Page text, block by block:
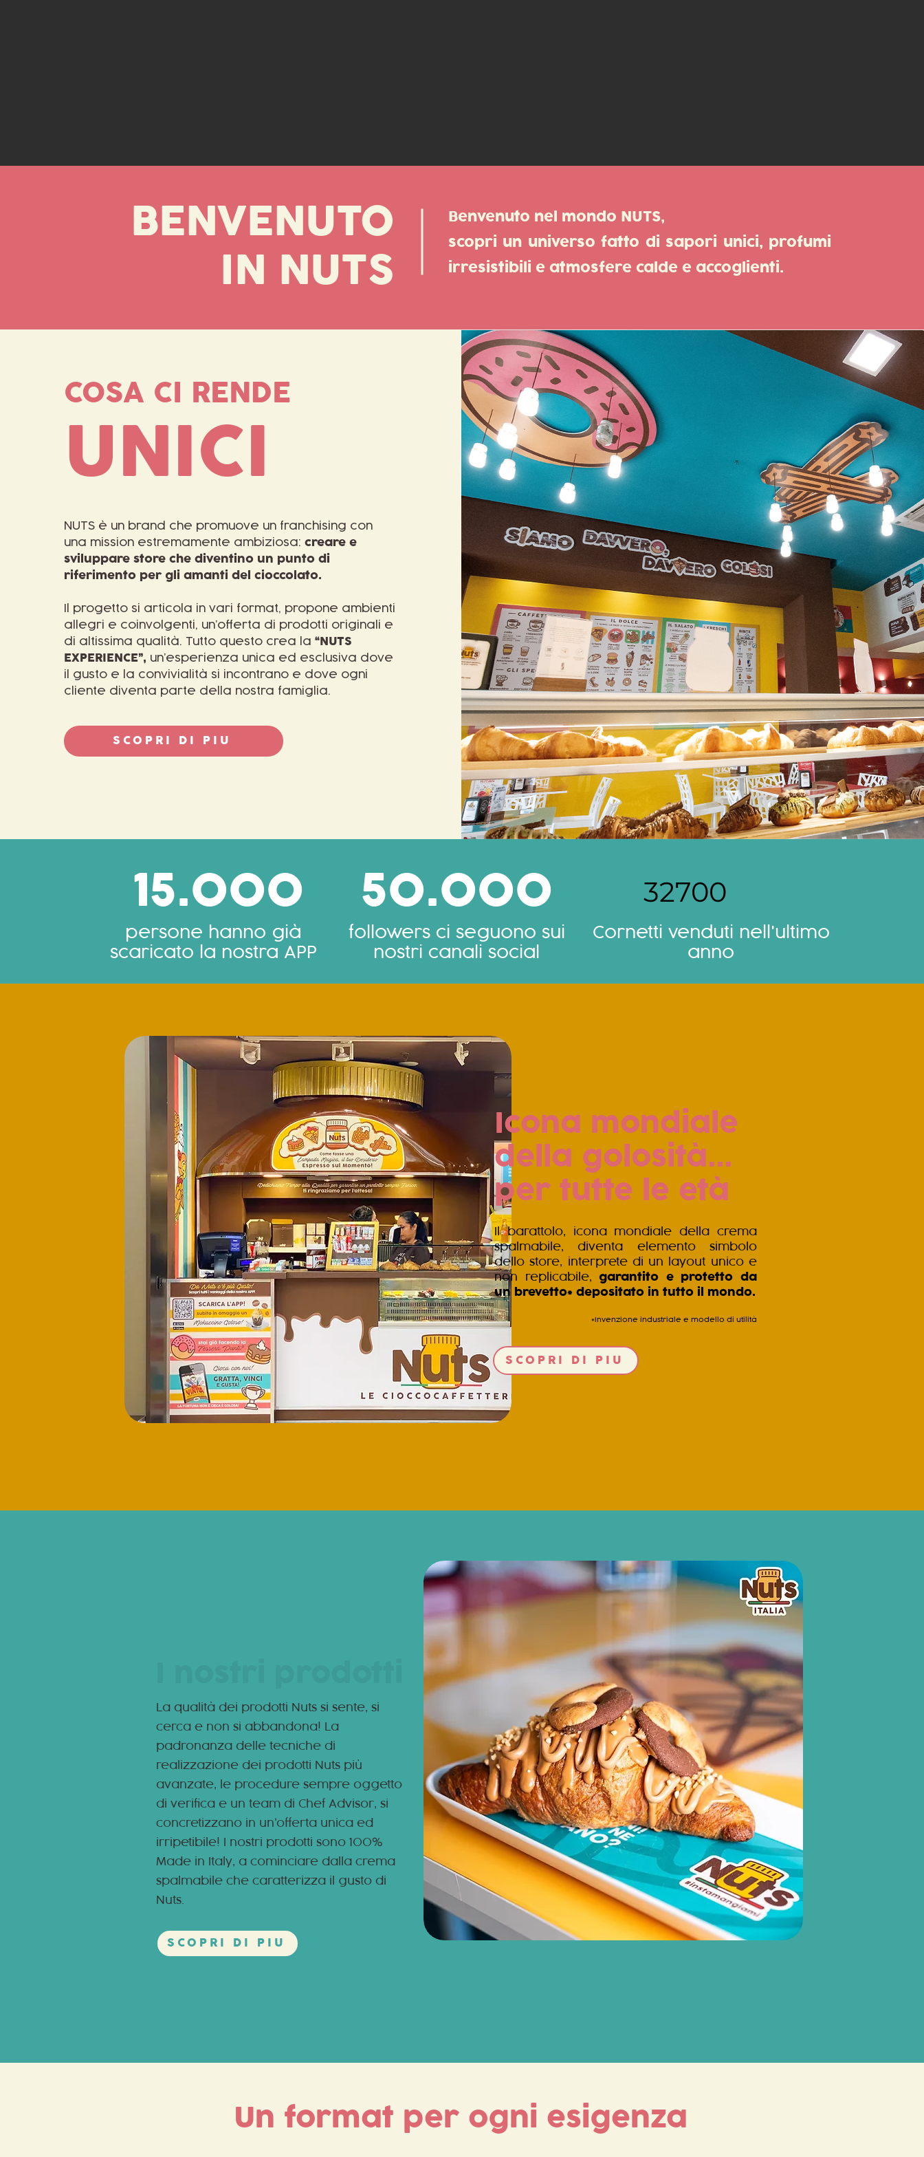
Benvenuto nel mondo NUTS,
scopri un universo fatto di sapori unici,
profumi
irresistibili e atmosfere calde e accoglienti.
BENVENUTO
IN NUTS
COSA CI RENDE
UNICI
NUTS è un brand che promuove un franchising con
una mission estremamente ambiziosa: creare e
sviluppare store che diventino un punto di
riferimento per gli amanti del cioccolato.​
Il progetto si articola in vari format, propone ambienti
allegri e coinvolgenti, un’offerta di prodotti originali e
di altissima qualità. Tutto questo crea la “NUTS
EXPERIENCE”, un’esperienza unica ed esclusiva dove
il gusto e la convivialità si incontrano e dove ogni
cliente diventa parte della nostra famiglia.
SCOPRI DI PIU
15.000 50.000
persone hanno già
scaricato la nostra APP
followers ci seguono sui
nostri canali social
32700
Cornetti venduti nell'ultimo
anno
Icona mondiale
della golosità...
per tutte le età
​Il barattolo, icona mondiale della crema
spalmabile, diventa elemento simbolo
dello store, interprete di un layout unico e
non replicabile, garantito e protetto da
un brevetto* depositato in tutto il mondo.
*Invenzione industriale e modello di utilità
SCOPRI DI PIU
La qualità dei prodotti Nuts si sente, si
cerca e non si abbandona! La
padronanza delle tecniche di
realizzazione dei prodotti Nuts più
avanzate, le procedure sempre oggetto
di verifica e un team di Chef Advisor, si
concretizzano in un’offerta unica ed
irripetibile! I nostri prodotti sono 100%
Made in Italy, a cominciare dalla crema
spalmabile che caratterizza il gusto di
Nuts.
SCOPRI DI PIU
Un format per ogni esigenza